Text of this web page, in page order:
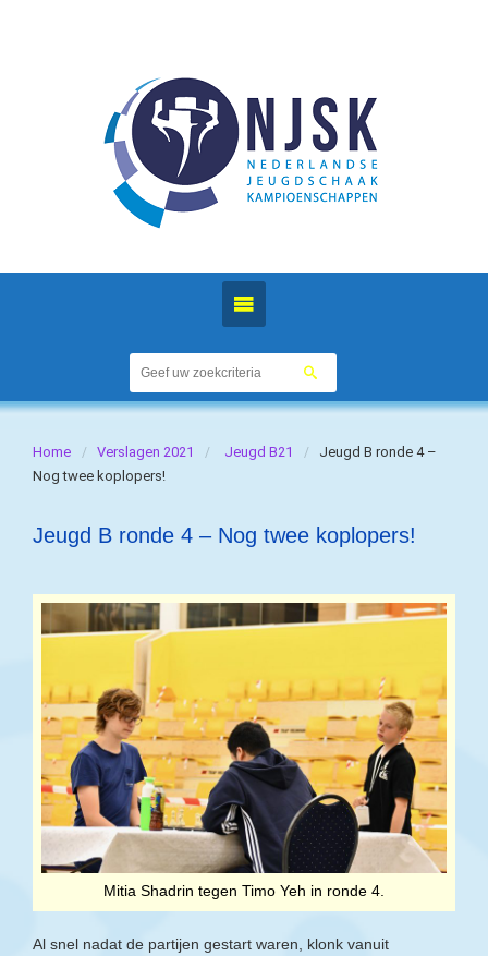
Home Verslagen 2021 Jeugd B21
Jeugd B ronde 4 –
Nog twee koplopers!
Jeugd B ronde 4 – Nog twee koplopers!
Mitia Shadrin tegen Timo Yeh in ronde 4.
Al snel nadat de partijen gestart waren, klonk vanuit